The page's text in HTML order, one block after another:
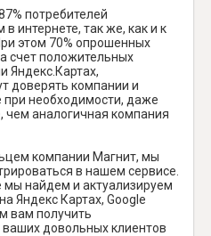
потребителей
интернете, так же, как и к
этом 70% опрошенных
счет положительных
Яндекс.Картах,
доверять компании и
при необходимости, даже
чем аналогичная компания
компании Магнит, мы
в нашем сервисе.
найдем и актуализируем
Яндекс Картах, Google
вам получить
довольных клиентов